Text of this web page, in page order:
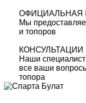
ОФИЦИАЛЬНАЯ
Мы
и топоров
Наши
все ваши
топора